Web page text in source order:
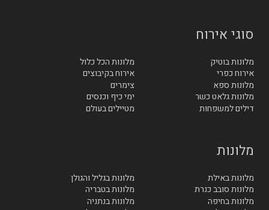
סוגי אירוח
מלונות בוטיק
מלונות הכל כלול
אירוח כפרי
אירוח בקיבוצים
מלונות ספא
צימרים
מלונות גלאט כשר
ימי כיף וכנסים
דילים למשפחות
מטיילים בעולם
מלונות
מלונות באילת
מלונות בגליל והגולן
מלונות סובב כנרת
מלונות בטבריה
מלונות בחיפה
מלונות בנתניה